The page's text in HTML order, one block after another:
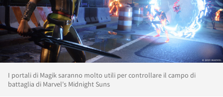
I portali di Magik saranno molto utili per controllare il campo di
battaglia di Marvel's Midnight Suns